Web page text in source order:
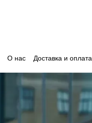
О нас Доставка и оплата